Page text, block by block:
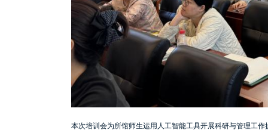
本次培训会为所馆师生运用人工智能工具开展科研与管理工